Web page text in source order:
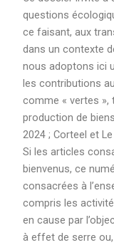
questions
ce faisant, aux
dans un contexte
nous adoptons ici
les contributions
comme « vertes
production de
2024 ; Corteel et
Si les articles
bienvenus, ce
consacrées à
compris les
en cause par
à effet de serre